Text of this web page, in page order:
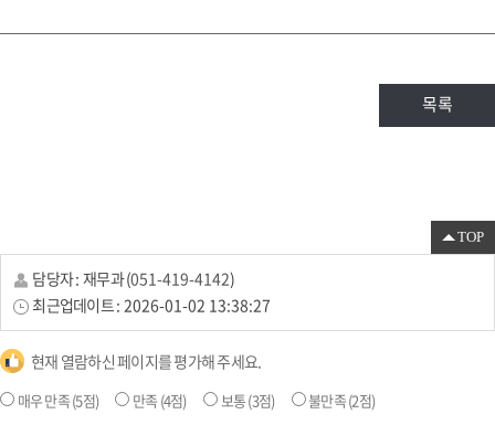
목록
TOP
담당자 : 재무과(051-419-4142)
최근업데이트 : 2026-01-02 13:38:27
현재 열람하신 페이지를 평가해 주세요.
매우 만족(5점) 만족 (4점) 보통(3점) 불만족(2점)